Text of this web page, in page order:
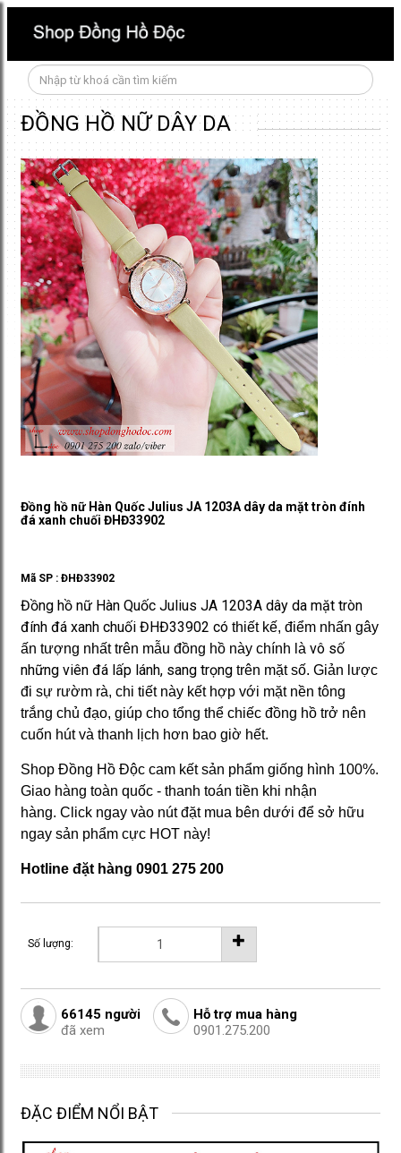
ĐỒNG HỒ NỮ DÂY DA
Đồng hồ nữ Hàn Quốc Julius JA 1203A dây da mặt tròn đính
đá xanh chuối ĐHĐ33902
Mã SP : ĐHĐ33902
Đồng hồ nữ Hàn Quốc Julius JA 1203A dây da mặt tròn
đính đá xanh chuối ĐHĐ33902 có thiết kế, điểm nhấn gây
ấn tượng nhất trên mẫu đồng hồ này chính là vô số
những viên đá lấp lánh, sang trọng trên mặt số. Giản lược
đi sự rườm rà, chi tiết này kết hợp với mặt nền tông
trắng chủ đạo, giúp cho tổng thể chiếc đồng hồ trở nên
cuốn hút và thanh lịch hơn bao giờ hết.
Shop Đồng Hồ Độc cam kết sản phẩm giống hình 100%.
Giao hàng toàn quốc - thanh toán tiền khi nhận
hàng. Click ngay vào nút đặt mua bên dưới để sở hữu
ngay sản phẩm cực HOT này!
Hotline đặt hàng 0901 275 200
Số lượng:
66145 người
đã xem
Hỗ trợ mua hàng
0901.275.200
ĐẶC ĐIỂM NỔI BẬT